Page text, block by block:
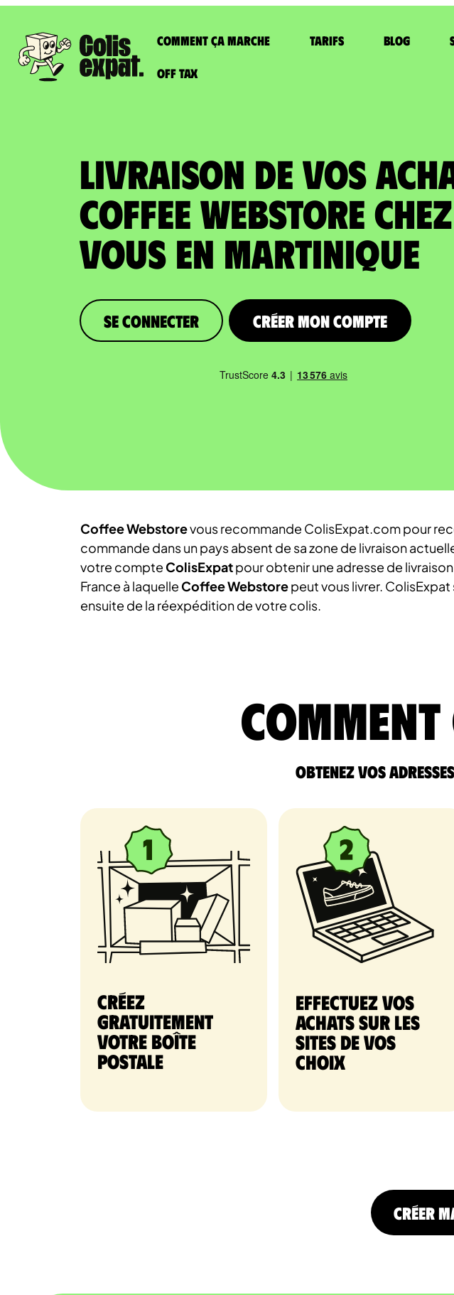
Comment ça marche Tarifs Blog
Off Tax
LIVRAISON DE VOS
COFFEE WEBSTORE chez
vous en Martinique
Se connecter Créer mon compte
Coffee Webstorevous recommande ColisExpat.com pour
commande dans un pays absent de sa zone de livraison
votre compte ColisExpatpour obtenir une adresse de
France à laquelle Coffee Webstorepeut vous livrer. ColisExpat
ensuite de la réexpédition de votre colis.
Obtenez vos
Créez
gratuitement
votre Boîte
postale
Effectuez vos
achats sur les
sites de vos
choix
CRÉER